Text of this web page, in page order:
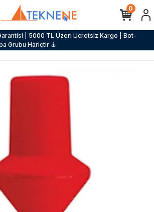
| 5000 TL Üzeri Ücretsiz Kargo | Bot-
Grubu Hariçtir ⚓
0